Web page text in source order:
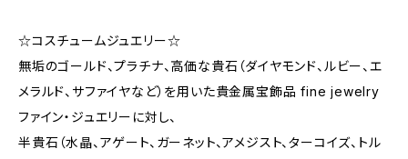
☆コスチュームジュエリー☆
無垢のゴールド、プラチナ、高価な貴石（ダイヤモンド、ルビー、エ
メラルド、サファイヤなど）を用いた貴金属宝飾品 fine jewelry
ファイン・ジュエリーに対し、
半貴石（水晶、アゲート、ガーネット、アメジスト、ターコイズ、トル